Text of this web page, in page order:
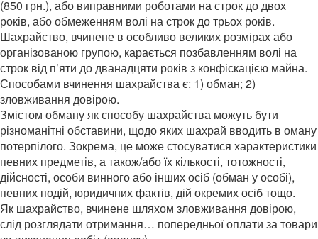
(850 грн.), або виправними роботами на строк до двох
років, або обмеженням волі на строк до трьох років.
Шахрайство, вчинене в особливо великих розмірах або
організованою групою, карається позбавленням волі на
строк від п’яти до дванадцяти років з конфіскацією майна.
Способами вчинення шахрайства є: 1) обман; 2)
зловживання довірою.
Змістом обману як способу шахрайства можуть бути
різноманітні обставини, щодо яких шахрай вводить в оману
потерпілого. Зокрема, це може стосуватися характеристики
певних предметів, а також/або їх кількості, тотожності,
дійсності, особи винного або інших осіб (обман у особі),
певних подій, юридичних фактів, дій окремих осіб тощо.
Як шахрайство, вчинене шляхом зловживання довірою,
слід розглядати отримання… попередньої оплати за товари